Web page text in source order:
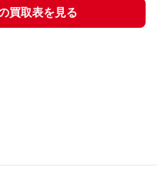
買取表を見る